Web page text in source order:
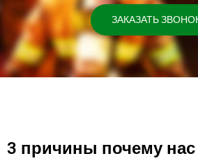
ЗАКАЗАТЬ
3 причины почему